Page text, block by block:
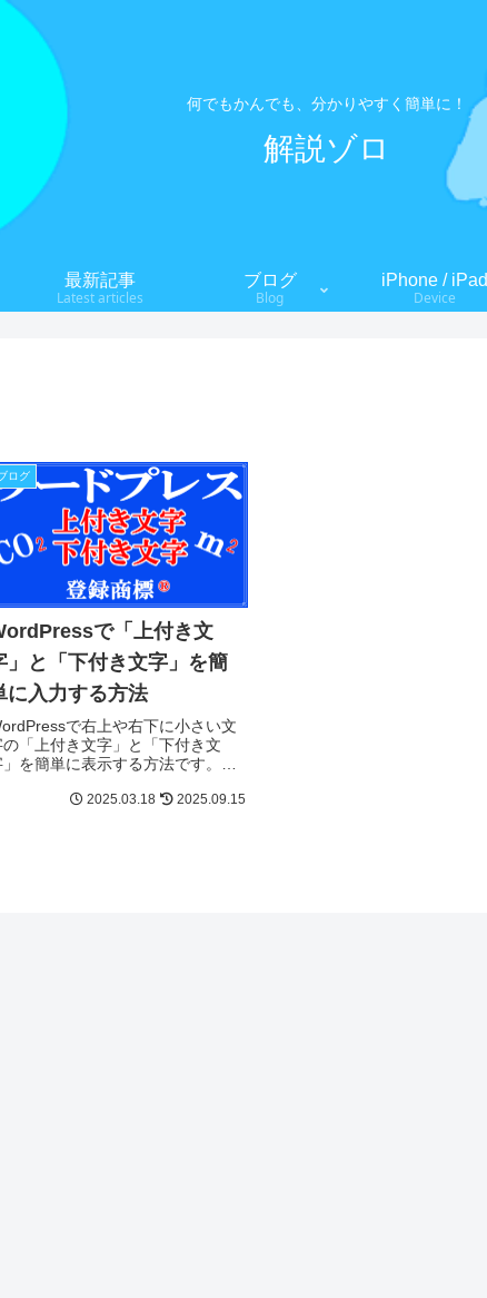
何でもかんでも、分かりやすく簡単に！
解説ゾロ
最新記事
Latest articles
ブログ
Blog
iPhone / iPad
Device
ログ
で「上付き文
」と「下付き文字」を簡
に入力する方法
で右上や右下に小さい文
の「上付き文字」と「下付き文
」を簡単に表示する方法です。
2」CO「2」などの文字を小さく表
2025.03.18 2025.09.15